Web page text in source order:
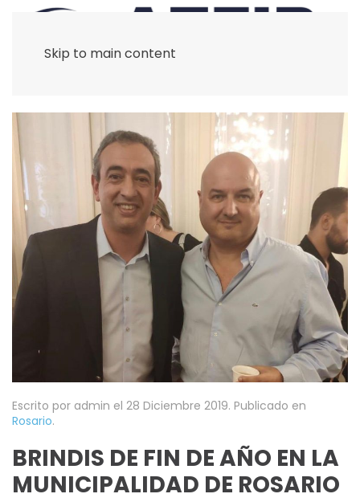
Skip to main content
Escrito por admin el 28 Diciembre 2019. Publicado en
Rosario.
BRINDIS DE FIN DE AÑO EN LA
MUNICIPALIDAD DE ROSARIO